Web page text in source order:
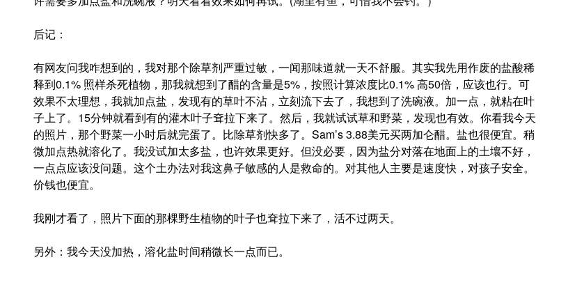
后记：
有网友问我咋想到的，我对那个除草剂严重过敏，一闻那味道就一天不舒服。其实我先用作废的盐酸稀
释到0.1% 照样杀死植物，那我就想到了醋的含量是5%，按照计算浓度比0.1% 高50倍，应该也行。可
效果不太理想，我就加点盐，发现有的草叶不沾，立刻流下去了，我想到了洗碗液。加一点，就粘在叶
子上了。15分钟就看到有的灌木叶子耷拉下来了。然后，我就试试草和野菜，发现也有效。你看我今天
的照片，那个野菜一小时后就完蛋了。比除草剂快多了。Sam’s 3.88美元买两加仑醋。盐也很便宜。稍
微加点热就溶化了。我没试加太多盐，也许效果更好。但没必要，因为盐分对落在地面上的土壤不好，
一点点应该没问题。这个土办法对我这鼻子敏感的人是救命的。对其他人主要是速度快，对孩子安全。
价钱也便宜。
我刚才看了，照片下面的那棵野生植物的叶子也耷拉下来了，活不过两天。
另外：我今天没加热，溶化盐时间稍微长一点而已。